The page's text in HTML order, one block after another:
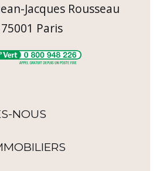
Jacques Rousseau
75001 Paris
NOUS